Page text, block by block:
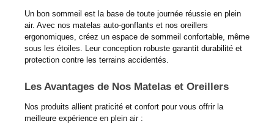
Un bon sommeil est la base de toute journée réussie en plein
air. Avec nos matelas auto-gonflants et nos oreillers
ergonomiques, créez un espace de sommeil confortable, même
sous les étoiles. Leur conception robuste garantit durabilité et
protection contre les terrains accidentés.
Les Avantages de Nos Matelas et Oreillers
Nos produits allient praticité et confort pour vous offrir la
meilleure expérience en plein air :